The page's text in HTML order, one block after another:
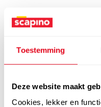
Toestemming
Deze website maakt
Cookies, lekker en